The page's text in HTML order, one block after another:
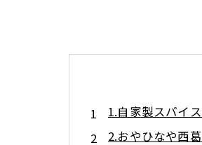
1.自家製スパイ
2.おやひなや西